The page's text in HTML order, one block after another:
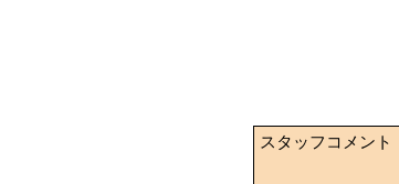
スタッフコメント